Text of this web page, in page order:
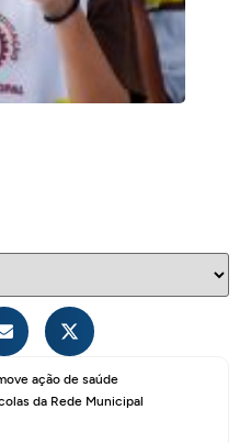
ação de saúde
da Rede Municipal